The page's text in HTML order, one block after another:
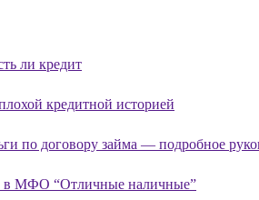
ли кредит
кредитной историей
по договору займа — подробное
в МФО “Отличные наличные”